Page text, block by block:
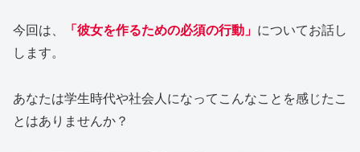
今回は、 「彼女を作るための必須の行動」 についてお話し
します。
あなたは学生時代や社会人になってこんなことを感じたこ
とはありませんか？